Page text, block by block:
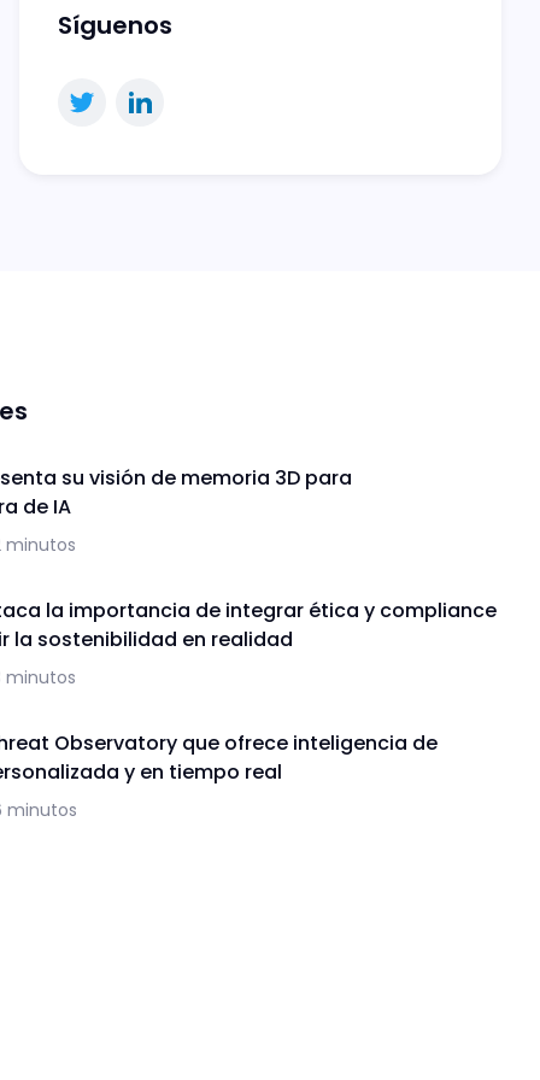
Síguenos
su visión de memoria 3D para
de IA
minutos
la importancia de integrar ética y compliance
la sostenibilidad en realidad
minutos
Observatory que ofrece inteligencia de
y en tiempo real
minutos